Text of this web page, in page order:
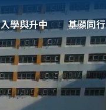
入學與升中 基顯同行